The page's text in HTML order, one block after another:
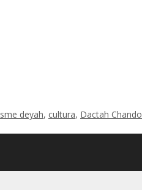
deyah, cultura, Dactah Chando